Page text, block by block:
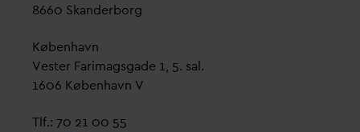
8660 Skanderborg
København
Vester Farimagsgade 1, 5. sal.
1606 København V
Tlf.: 70 21 00 55